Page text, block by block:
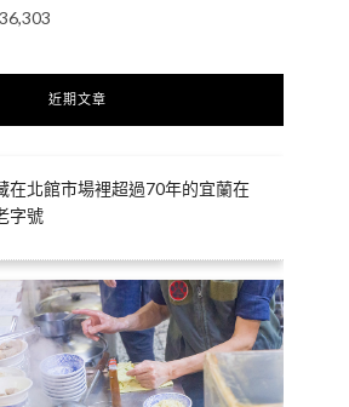
近期文章
在北館市場裡超過70年的宜蘭在
字號